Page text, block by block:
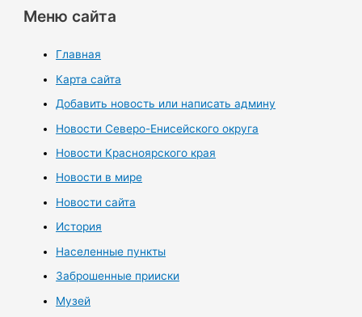
Меню сайта
Главная
Карта сайта
Добавить новость или написать админу
Новости Северо-Енисейского округа
Новости Красноярского края
Новости в мире
Новости сайта
История
Населенные пункты
Заброшенные прииски
Музей